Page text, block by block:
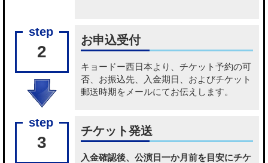
2
お申込受付
キョードー西日本より、チケット予約の可
否、お振込先、入金期日、およびチケット
郵送時期をメールにてお伝えします。
3
チケット発送
入金確認後、公演日一か月前を目安にチケ